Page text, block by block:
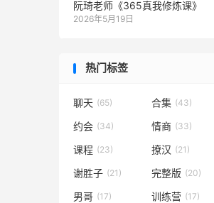
阮琦老师《365真我修炼课》
2026年5月19日
热门标签
聊天 (65) 合集 (43)
约会 (34) 情商 (33)
课程 (23) 撩汉 (21)
谢胜子 (21) 完整版 (20)
男哥 (17) 训练营 (17)